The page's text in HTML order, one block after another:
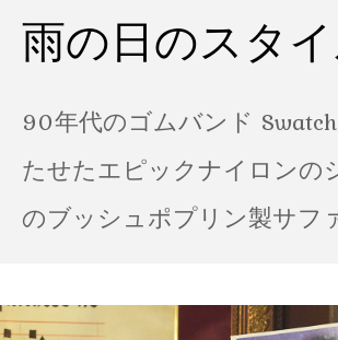
雨の日のスタ
90年代のゴムバンド
たせたエピックナイロンの
のブッシュポプリン製サフ